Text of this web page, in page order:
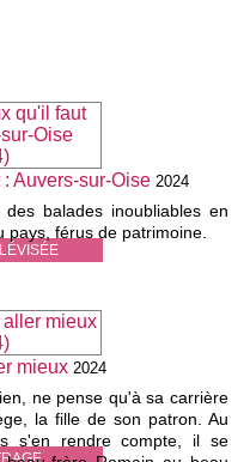
Auvers-sur-Oise 2024
balades inoubliables en
férus de patrimoine.
mieux 2024
ne pense qu'à sa carrière
la fille de son patron. Au
s'en rendre compte, il se